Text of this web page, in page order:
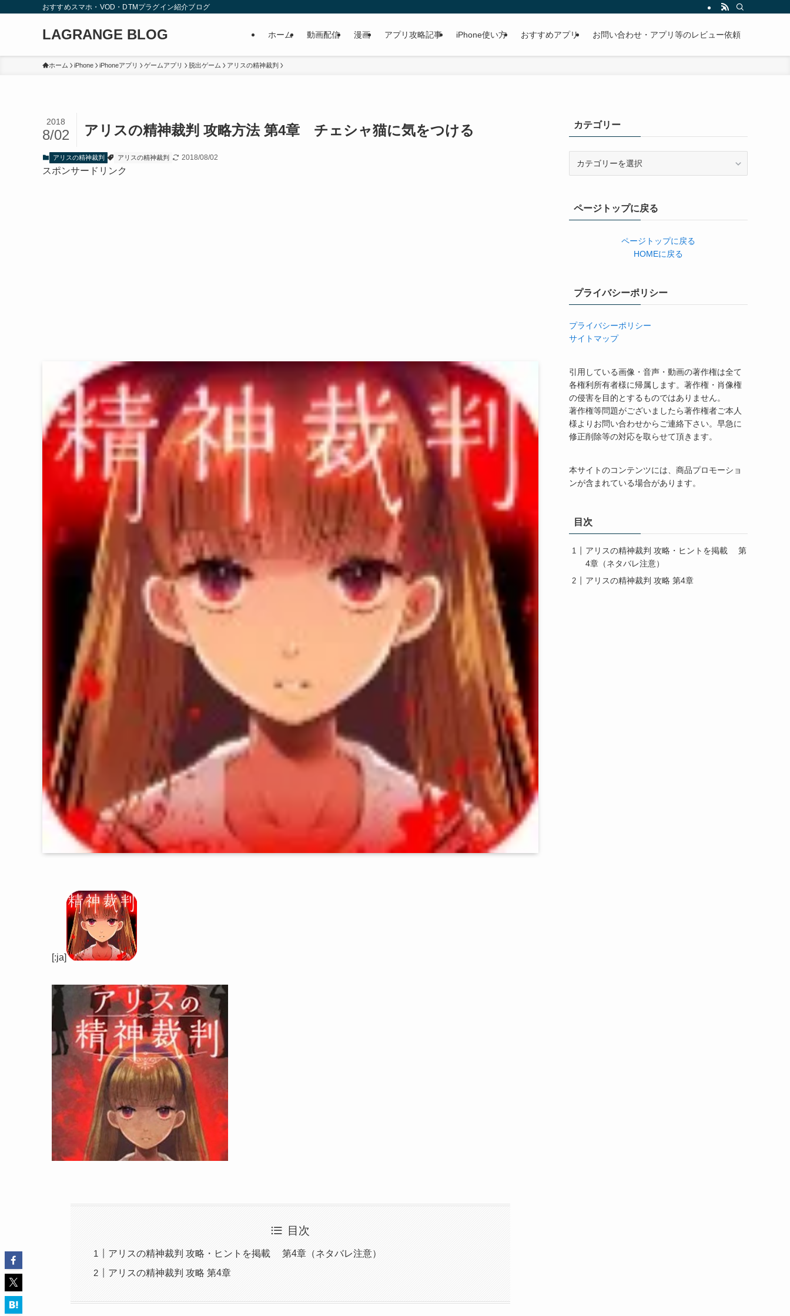
おすすめスマホ・VOD・DTMプラグイン紹介ブログ
LAGRANGE BLOG ホーム 動画配信 漫画 アプリ攻略記事 iPhone使い方 おすすめアプリ お問い合わせ・アプリ等のレビュー依頼
ホーム iPhone iPhoneアプリ ゲームアプリ 脱出ゲーム アリスの精神裁判
アリスの精神裁判 攻略方法 第4章 チェシャ猫に気をつける
2018
8/02
アリスの精神裁判 アリスの精神裁判 2018/08/02
スポンサードリンク
[:ja]
目次
アリスの精神裁判 攻略・ヒントを掲載 第4章（ネタバレ注意）
アリスの精神裁判 攻略 第4章
カテゴリー
ーページトップに戻る
ページトップに戻る
HOMEに戻る
プライバシーポリシー
プライバシーポリシー
サイトマップ
引用している画像・音声・動画の著作権は全て
各権利所有者様に帰属します。著作権・肖像権
の侵害を目的とするものではありません。
著作権等問題がございましたら著作権者ご本人
様よりお問い合わせからご連絡下さい。早急に
修正削除等の対応を取らせて頂きます。
本サイトのコンテンツには、商品プロモーショ
ンが含まれている場合があります。
目次
アリスの精神裁判 攻略・ヒントを掲載 第
4章（ネタバレ注意）
アリスの精神裁判 攻略 第4章